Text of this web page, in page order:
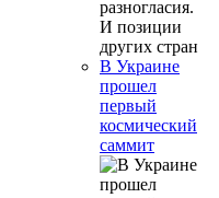
В Украине
прошел
первый
космический
саммит